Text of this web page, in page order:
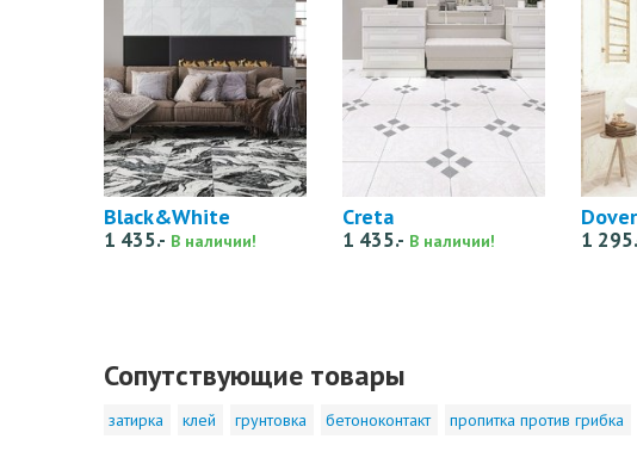
Black&White
1 435.- В наличии!
Creta
1 435.- В наличии!
Dover
1
Сопутствующие товары
затирка клей грунтовка бетоноконтакт пропитка против грибка